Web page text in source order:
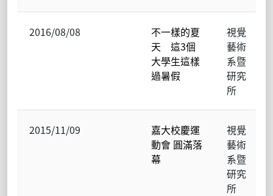
2016/08/08
不一樣的夏
天 這3個
大學生這樣
過暑假
視覺
藝術
系暨
研究
所
2015/11/09
嘉大校慶運
動會 圓滿落
幕
視覺
藝術
系暨
研究
所